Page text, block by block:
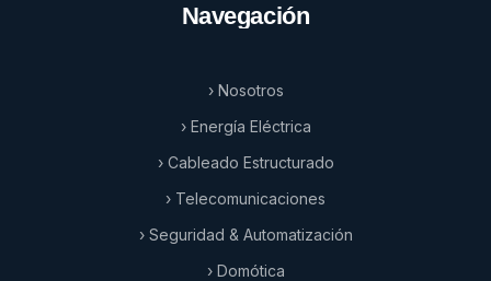
Navegación
› Nosotros
› Energía Eléctrica
› Cableado Estructurado
› Telecomunicaciones
› Seguridad & Automatización
› Domótica